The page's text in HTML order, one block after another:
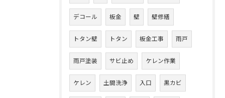
デコール 板金 壁 壁修繕
トタン壁 トタン 板金工事 雨戸
雨戸塗装 サビ止め ケレン作業
ケレン 土間洗浄 入口 黒カビ